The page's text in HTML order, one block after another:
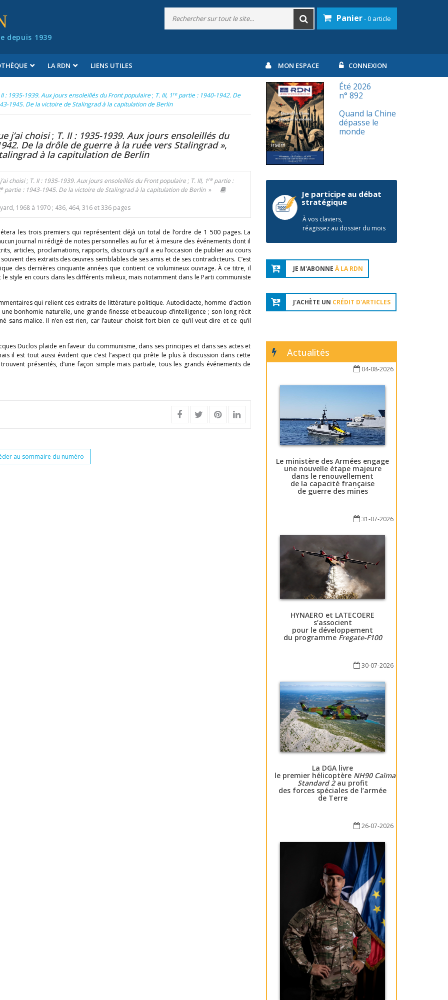
depuis 1939
Panier- 0 article
LA RDN LIENS UTILES MON ESPACE CONNEXION
: 1935-1939. Aux jours ensoleillés du Front populaire ; T. III, 1repartie : 1940-1942. De
1945. De la victoire de Stalingrad à la capitulation de Berlin
j’ai choisi ; T. II : 1935-1939. Aux jours ensoleillés du
De la drôle de guerre à la ruée vers Stalingrad »,
à la capitulation de Berlin
choisi ; T. II : 1935-1939. Aux jours ensoleillés du Front populaire ; T. III, 1repartie :
epartie : 1943-1945. De la victoire de Stalingrad à la capitulation de Berlin»
1968 à 1970 ; 436, 464, 316 et 336 pages
les trois premiers qui représentent déjà un total de l’ordre de 1 500 pages. La
journal ni rédigé de notes personnelles au fur et à mesure des événements dont il
articles, proclamations, rapports, discours qu’il a eu l’occasion de publier au cours
des extraits des œuvres semblables de ses amis et de ses contradicteurs. C’est
des dernières cinquante années que contient ce volumineux ouvrage. À ce titre, il
style en cours dans les différents milieux, mais notamment dans le Parti communiste
qui relient ces extraits de littérature politique. Autodidacte, homme d’action
bonhomie naturelle, une grande finesse et beaucoup d’intelligence ; son long récit
malice. Il n’en est rien, car l’auteur choisit fort bien ce qu’il veut dire et ce qu’il
Duclos plaide en faveur du communisme, dans ses principes et dans ses actes et
il est tout aussi évident que c’est l’aspect qui prête le plus à discussion dans cette
présentés, d’une façon simple mais partiale, tous les grands événements de
au sommaire du numéro
Été 2026
n° 892
Quand la Chine
dépasse le
monde
Je participe au débat
stratégique
À vos claviers,
réagissez au dossier du mois
JE M'ABONNE À LA RDN
J'ACHÈTE UN CRÉDIT D'ARTICLES
Actualités
04-08-2026
Le ministère des Armées engage
une nouvelle étape majeure
dans le renouvellement
de la capacité française
de guerre des mines
31-07-2026
HYNAERO et LATECOERE
s’associent
pour le développement
du programme Fregate-F100
30-07-2026
La DGA livre
le premier hélicoptère NH90 Caïman
Standard 2au profit
des forces spéciales de l’armée
de Terre
26-07-2026